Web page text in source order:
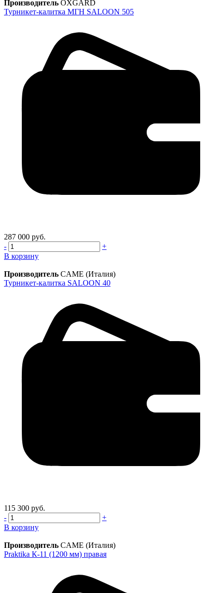
Производитель OXGARD
Турникет-калитка МГН SALOON 505
287 000 руб.
-
+
В корзину
Производитель CAME (Италия)
Турникет-калитка SALOON 40
115 300 руб.
-
+
В корзину
Производитель CAME (Италия)
Praktika К-11 (1200 мм) правая